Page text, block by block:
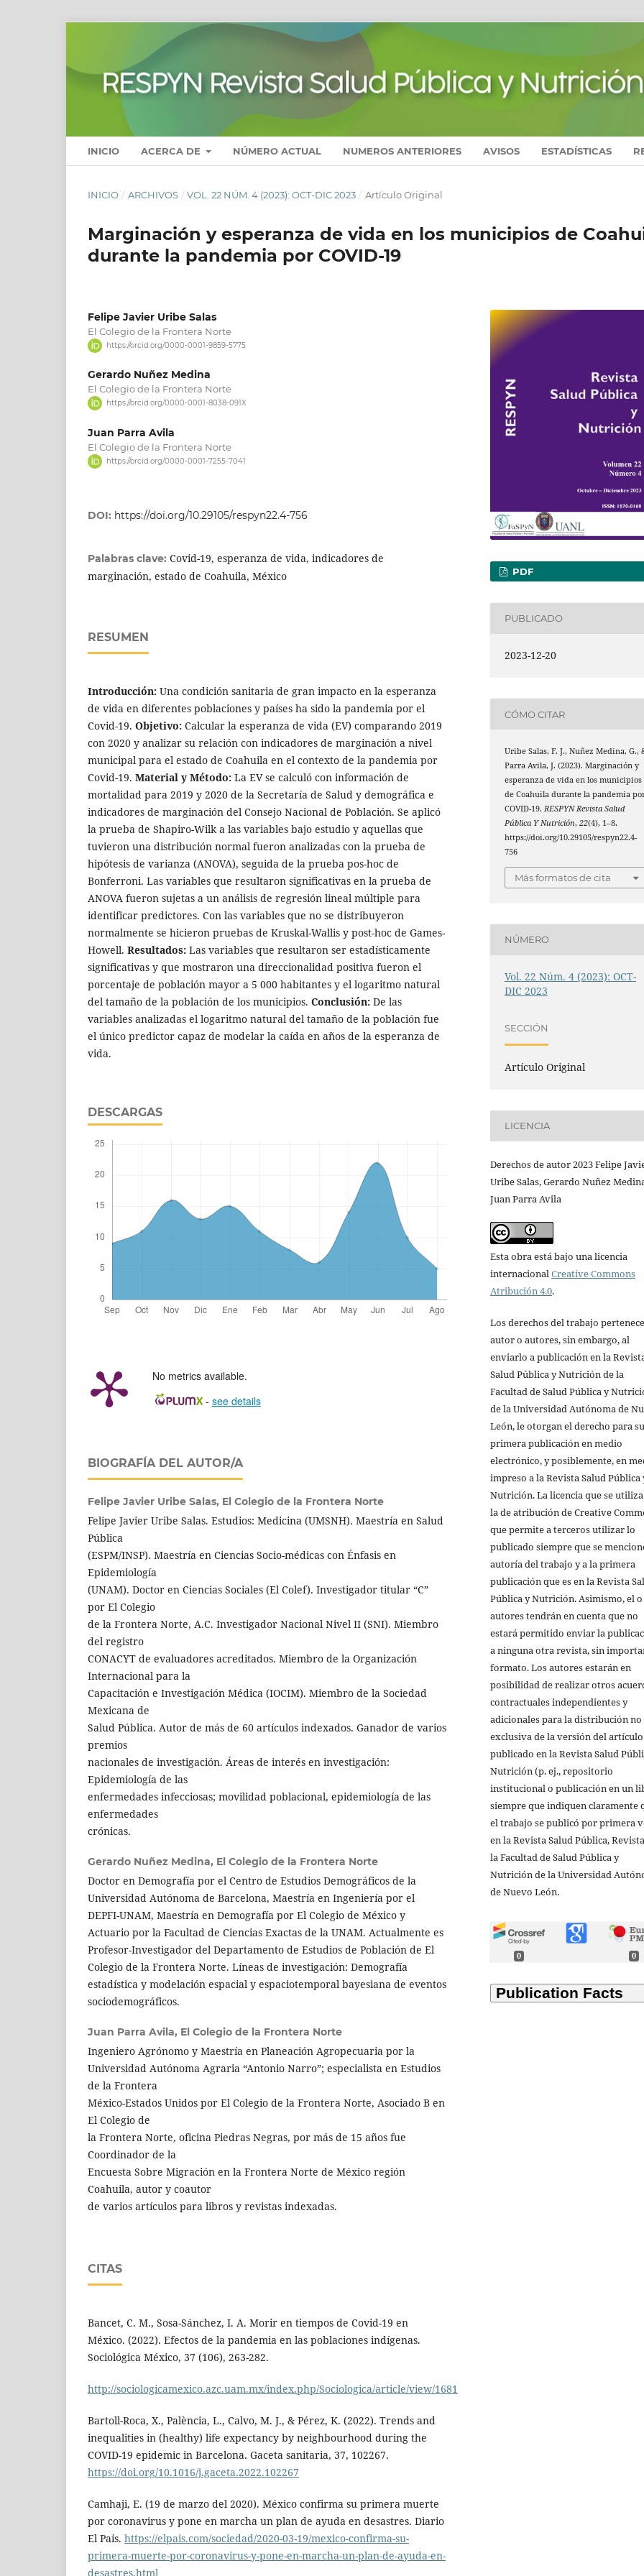
INICIO ACERCA DE NÚMERO ACTUAL NUMEROS ANTERIORES AVISOS ESTADÍSTICAS
INICIO / ARCHIVOS / VOL. 22 NÚM. 4 (2023): OCT-DIC 2023 / Artículo Original
Marginación y esperanza de vida en los municipios de
durante la pandemia por COVID-19
Felipe Javier Uribe Salas
El Colegio de la Frontera Norte
https://orcid.org/0000-0001-9859-5775
Gerardo Nuñez Medina
El Colegio de la Frontera Norte
https://orcid.org/0000-0001-8038-091X
Juan Parra Avila
El Colegio de la Frontera Norte
https://orcid.org/0000-0001-7255-7041
DOI: https://doi.org/10.29105/respyn22.4-756
Palabras clave: Covid-19, esperanza de vida, indicadores de
marginación, estado de Coahuila, México
RESUMEN
Introducción: Una condición sanitaria de gran impacto en la esperanza
de vida en diferentes poblaciones y países ha sido la pandemia por el
Covid-19. Objetivo: Calcular la esperanza de vida (EV) comparando 2019
con 2020 y analizar su relación con indicadores de marginación a nivel
municipal para el estado de Coahuila en el contexto de la pandemia por
Covid-19. Material y Método: La EV se calculó con información de
mortalidad para 2019 y 2020 de la Secretaría de Salud y demográfica e
indicadores de marginación del Consejo Nacional de Población. Se aplicó
la prueba de Shapiro-Wilk a las variables bajo estudio y aquellas que
tuvieron una distribución normal fueron analizadas con la prueba de
hipótesis de varianza (ANOVA), seguida de la prueba pos-hoc de
Bonferroni. Las variables que resultaron significativas en la prueba de
ANOVA fueron sujetas a un análisis de regresión lineal múltiple para
identificar predictores. Con las variables que no se distribuyeron
normalmente se hicieron pruebas de Kruskal-Wallis y post-hoc de Games-
Howell. Resultados: Las variables que resultaron ser estadísticamente
significativas y que mostraron una direccionalidad positiva fueron el
porcentaje de población mayor a 5 000 habitantes y el logaritmo natural
del tamaño de la población de los municipios. Conclusión: De las
variables analizadas el logaritmo natural del tamaño de la población fue
el único predictor capaz de modelar la caída en años de la esperanza de
vida.
DESCARGAS
No metrics available.
- see details
BIOGRAFÍA DEL AUTOR/A
Felipe Javier Uribe Salas, El Colegio de la Frontera Norte
Felipe Javier Uribe Salas. Estudios: Medicina (UMSNH). Maestría en Salud
Pública
(ESPM/INSP). Maestría en Ciencias Socio-médicas con Énfasis en
Epidemiología
(UNAM). Doctor en Ciencias Sociales (El Colef). Investigador titular “C”
por El Colegio
de la Frontera Norte, A.C. Investigador Nacional Nivel II (SNI). Miembro
del registro
CONACYT de evaluadores acreditados. Miembro de la Organización
Internacional para la
Capacitación e Investigación Médica (IOCIM). Miembro de la Sociedad
Mexicana de
Salud Pública. Autor de más de 60 artículos indexados. Ganador de varios
premios
nacionales de investigación. Áreas de interés en investigación:
Epidemiología de las
enfermedades infecciosas; movilidad poblacional, epidemiología de las
enfermedades
crónicas.
Gerardo Nuñez Medina, El Colegio de la Frontera Norte
Doctor en Demografía por el Centro de Estudios Demográficos de la
Universidad Autónoma de Barcelona, ​​Maestría en Ingeniería por el
DEPFI-UNAM, Maestría en Demografía por El Colegio de México y
Actuario por la Facultad de Ciencias Exactas de la UNAM. Actualmente es
Profesor-Investigador del Departamento de Estudios de Población de El
Colegio de la Frontera Norte. Líneas de investigación: Demografía
estadística y modelación espacial y espaciotemporal bayesiana de eventos
sociodemográficos.
Juan Parra Avila, El Colegio de la Frontera Norte
Ingeniero Agrónomo y Maestría en Planeación Agropecuaria por la
Universidad Autónoma Agraria “Antonio Narro”; especialista en Estudios
de la Frontera
México-Estados Unidos por El Colegio de la Frontera Norte, Asociado B en
El Colegio de
la Frontera Norte, oficina Piedras Negras, por más de 15 años fue
Coordinador de la
Encuesta Sobre Migración en la Frontera Norte de México región
Coahuila, autor y coautor
de varios artículos para libros y revistas indexadas.
CITAS
Bancet, C. M., Sosa-Sánchez, I. A. Morir en tiempos de Covid-19 en
México. (2022). Efectos de la pandemia en las poblaciones indígenas.
Sociológica México, 37 (106), 263-282.
http://sociologicamexico.azc.uam.mx/index.php/Sociologica/article/view/1681
Bartoll-Roca, X., Palència, L., Calvo, M. J., & Pérez, K. (2022). Trends and
inequalities in (healthy) life expectancy by neighbourhood during the
COVID-19 epidemic in Barcelona. Gaceta sanitaria, 37, 102267.
https://doi.org/10.1016/j.gaceta.2022.102267
Camhaji, E. (19 de marzo del 2020). México confirma su primera muerte
por coronavirus y pone en marcha un plan de ayuda en desastres. Diario
El País. https://elpais.com/sociedad/2020-03-19/mexico-confirma-su-
primera-muerte-por-coronavirus-y-pone-en-marcha-un-plan-de-ayuda-en-
desastres.html
PDF
PUBLICADO
2023-12-20
CÓMO CITAR
Uribe Salas, F. J., Nuñez Medina, G.,
Parra Avila, J. (2023). Marginación y
esperanza de vida en los municipios
de Coahuila durante la pandemia
COVID-19.RESPYN Revista Salud
Pública Y Nutrición,22(4), 1–8.
https://doi.org/10.29105/respyn22.4-
756
Más formatos de cita
NÚMERO
Vol. 22 Núm. 4 (2023): OCT-
DIC 2023
SECCIÓN
Artículo Original
LICENCIA
Derechos de autor 2023 Felipe
Uribe Salas, Gerardo Nuñez
Juan Parra Avila
Esta obra está bajo una licencia
internacionalCreative Commons
Atribución 4.0.
Los derechos del trabajo
autor o autores, sin embargo, al
enviarlo a publicación en la
Salud Pública y Nutrición de la
Facultad de Salud Pública y
de la Universidad Autónoma de
León, le otorgan el derecho para su
primera publicación en medio
electrónico, y posiblemente, en
impreso a la Revista Salud Pública
Nutrición. La licencia que se utiliza
la de atribución de Creative
que permite a terceros utilizar lo
publicado siempre que se
autoría del trabajo y a la primera
publicación que es en la Revista
Pública y Nutrición. Asimismo, el
autores tendrán en cuenta que no
estará permitido enviar la
a ninguna otra revista, sin
formato. Los autores estarán en
posibilidad de realizar otros
contractuales independientes y
adicionales para la distribución no
exclusiva de la versión del artículo
publicado en la Revista Salud
Nutrición (p. ej., repositorio
institucional o publicación en un
siempre que indiquen claramente
el trabajo se publicó por primera
en la Revista Salud Pública,
la Facultad de Salud Pública y
Nutrición de la Universidad
de Nuevo León.
0 0